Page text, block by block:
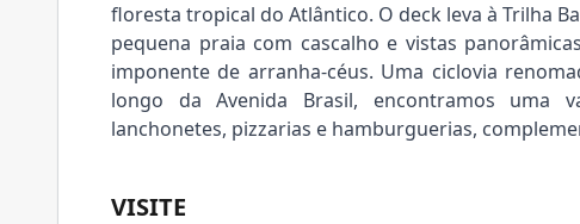
floresta tropical do Atlântico. O deck leva à Trilha
pequena praia com cascalho e vistas
imponente de arranha-céus. Uma ciclovia
longo da Avenida Brasil, encontramos uma
lanchonetes, pizzarias e hamburguerias,
VISITE